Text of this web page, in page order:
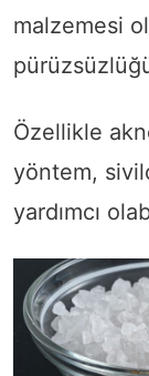
malzemesi
Özellikle
yöntem,
yardımcı